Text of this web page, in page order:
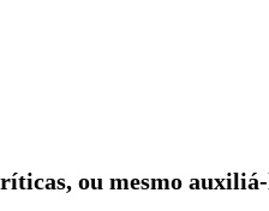
ou mesmo